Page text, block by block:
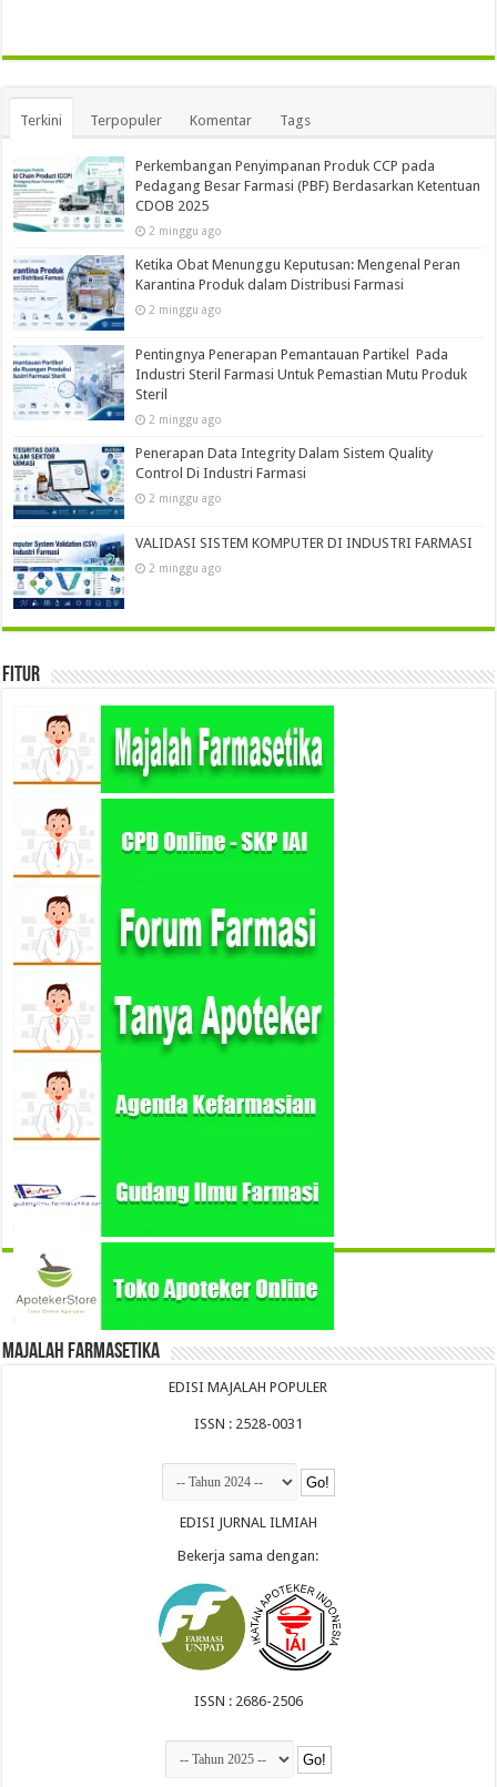
Terkini Terpopuler Komentar Tags
Perkembangan Penyimpanan Produk CCP pada
Pedagang Besar Farmasi (PBF) Berdasarkan Ketentuan
CDOB 2025
2 minggu ago
Ketika Obat Menunggu Keputusan: Mengenal Peran
Karantina Produk dalam Distribusi Farmasi
2 minggu ago
Pentingnya Penerapan Pemantauan Partikel Pada
Industri Steril Farmasi Untuk Pemastian Mutu Produk
Steril
2 minggu ago
Penerapan Data Integrity Dalam Sistem Quality
Control Di Industri Farmasi
2 minggu ago
VALIDASI SISTEM KOMPUTER DI INDUSTRI FARMASI
2 minggu ago
Fitur
Majalah Farmasetika
EDISI MAJALAH POPULER
ISSN : 2528-0031
EDISI JURNAL ILMIAH
Bekerja sama dengan:
ISSN : 2686-2506